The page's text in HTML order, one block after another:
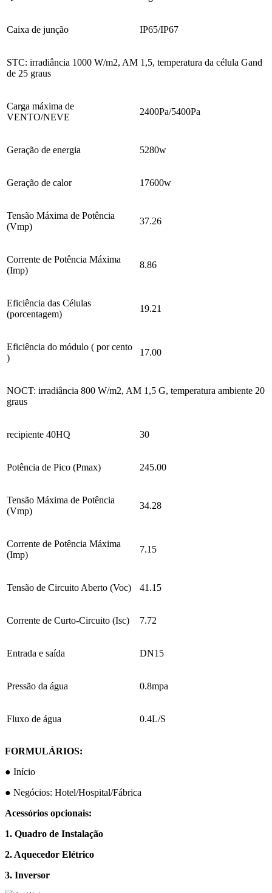
Caixa de junção IP65/IP67
STC: irradiância 1000 W/m2, AM 1,5, temperatura da célula Gand
de 25 graus
Carga máxima de
VENTO/NEVE
2400Pa/5400Pa
Geração de energia 5280w
Geração de calor 17600w
Tensão Máxima de Potência
(Vmp)
37.26
Corrente de Potência Máxima
(Imp)
8.86
Eficiência das Células
(porcentagem)
19.21
Eficiência do módulo ( por cento
)
17.00
NOCT: irradiância 800 W/m2, AM 1,5 G, temperatura ambiente 20
graus
recipiente 40HQ 30
Potência de Pico (Pmax) 245.00
Tensão Máxima de Potência
(Vmp)
34.28
Corrente de Potência Máxima
(Imp)
7.15
Tensão de Circuito Aberto (Voc) 41.15
Corrente de Curto-Circuito (Isc) 7.72
Entrada e saída DN15
Pressão da água 0.8mpa
Fluxo de água 0.4L/S
FORMULÁRIOS:
● Início
● Negócios: Hotel/Hospital/Fábrica
Acessórios opcionais:
1. Quadro de Instalação
2. Aquecedor Elétrico
3. Inversor